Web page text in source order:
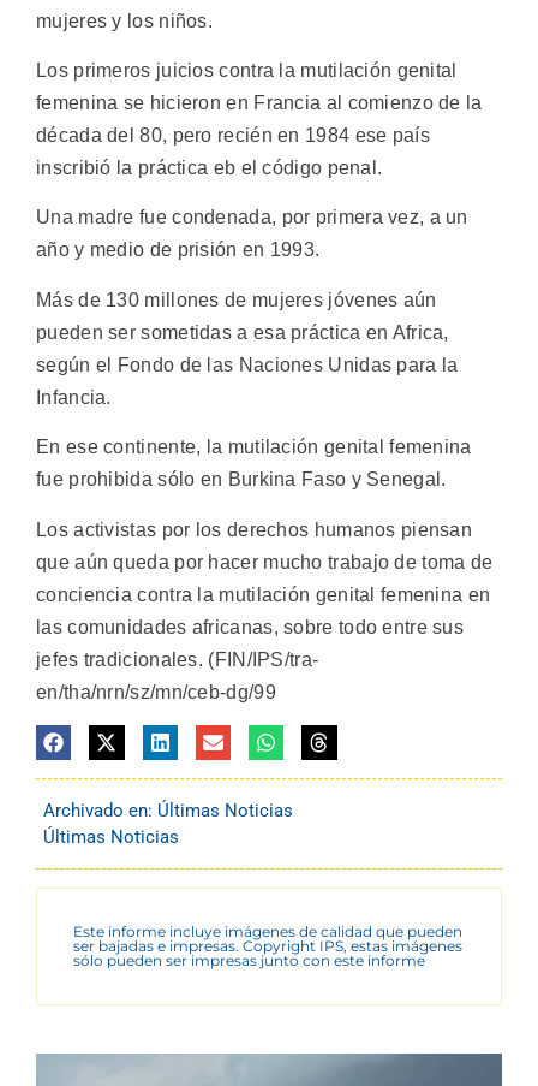
mujeres y los niños.
Los primeros juicios contra la mutilación genital
femenina se hicieron en Francia al comienzo de la
década del 80, pero recién en 1984 ese país
inscribió la práctica eb el código penal.
Una madre fue condenada, por primera vez, a un
año y medio de prisión en 1993.
Más de 130 millones de mujeres jóvenes aún
pueden ser sometidas a esa práctica en Africa,
según el Fondo de las Naciones Unidas para la
Infancia.
En ese continente, la mutilación genital femenina
fue prohibida sólo en Burkina Faso y Senegal.
Los activistas por los derechos humanos piensan
que aún queda por hacer mucho trabajo de toma de
conciencia contra la mutilación genital femenina en
las comunidades africanas, sobre todo entre sus
jefes tradicionales. (FIN/IPS/tra-
en/tha/nrn/sz/mn/ceb-dg/99
Archivado en: Últimas Noticias
Últimas Noticias
Este informe incluye imágenes de calidad que pueden
ser bajadas e impresas. Copyright IPS, estas imágenes
sólo pueden ser impresas junto con este informe